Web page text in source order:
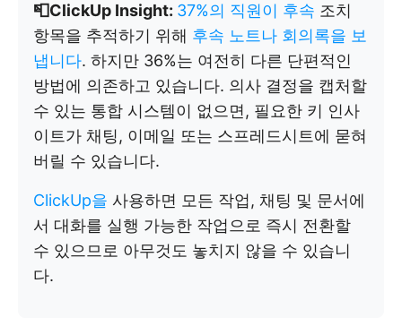
📮ClickUp Insight: 37%의 직원이 후속 조치
항목을 추적하기 위해 후속 노트나 회의록을 보
냅니다. 하지만 36%는 여전히 다른 단편적인
방법에 의존하고 있습니다. 의사 결정을 캡처할
수 있는 통합 시스템이 없으면, 필요한 키 인사
이트가 채팅, 이메일 또는 스프레드시트에 묻혀
버릴 수 있습니다.
ClickUp을 사용하면 모든 작업, 채팅 및 문서에
서 대화를 실행 가능한 작업으로 즉시 전환할
수 있으므로 아무것도 놓치지 않을 수 있습니
다.